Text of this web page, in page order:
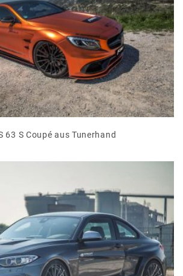
63 S Coupé aus Tunerhand